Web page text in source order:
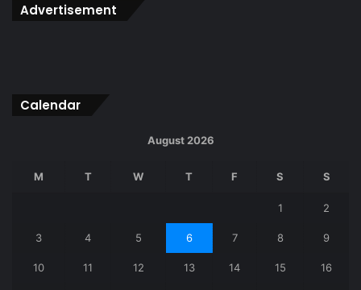
Advertisement
Calendar
August 2026
M T W T F S S
1 2
3 4 5 6 7 8 9
10 11 12 13 14 15 16